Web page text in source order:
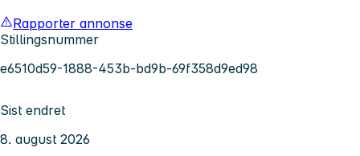
Rapporter annonse
Stillingsnummer
e6510d59-1888-453b-bd9b-69f358d9ed98
Sist endret
8. august 2026